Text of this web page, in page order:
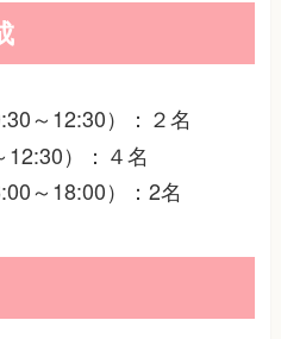
～12:30）：２名
）：４名
～18:00）：2名